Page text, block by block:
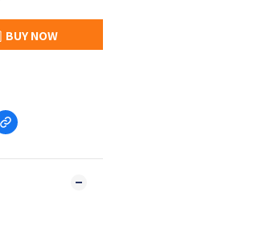
BUY NOW